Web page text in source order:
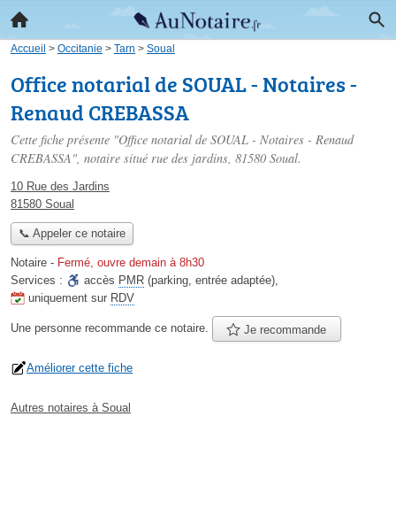
Accueil > Occitanie > Tarn > Soual
Office notarial de SOUAL - Notaires -
Renaud CREBASSA
Cette fiche présente "Office notarial de SOUAL - Notaires - Renaud
CREBASSA", notaire situé rue des jardins, 81580 Soual.
10 Rue des Jardins
81580 Soual
📞 Appeler ce notaire
Notaire - Fermé, ouvre demain à 8h30
Services :
accès PMR (parking, entrée adaptée),
uniquement sur RDV
Une personne recommande ce notaire. Je recommande
Améliorer cette fiche
Autres notaires à Soual